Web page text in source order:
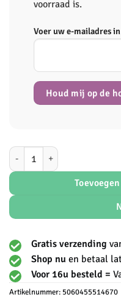
voorraad is.
Voer uw e-mailadres in
Houd mij op de
Protein Works - Vegan Protein
Gratis verzending
Shop nuen betaal
Voor 16u besteld =
Artikelnummer: 5060455514670